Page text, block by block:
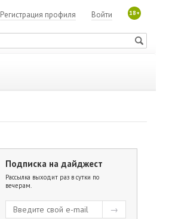
18+
Войти
Регистрация профиля
Подписка на дайджест
Рассылка выходит раз в сутки по
вечерам.